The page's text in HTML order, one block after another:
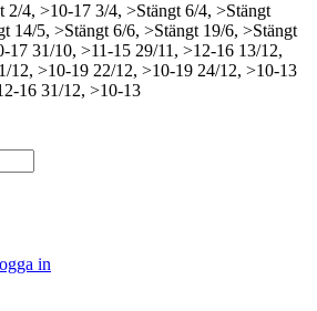
2/4, >10-17 3/4, >Stängt 6/4, >Stängt
14/5, >Stängt 6/6, >Stängt 19/6, >Stängt
17 31/10, >11-15 29/11, >12-16 13/12,
12, >10-19 22/12, >10-19 24/12, >10-13
16 31/12, >10-13
in